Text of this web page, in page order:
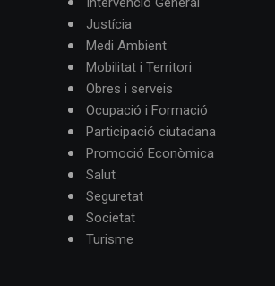
Justícia
Medi Ambient
Mobilitat i Territori
Obres i serveis
Ocupació i Formació
Participació ciutadana
Promoció Econòmica
Salut
Seguretat
Societat
Turisme